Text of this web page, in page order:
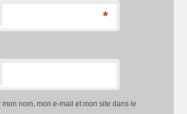
*
mon nom, mon e-mail et mon site dans le